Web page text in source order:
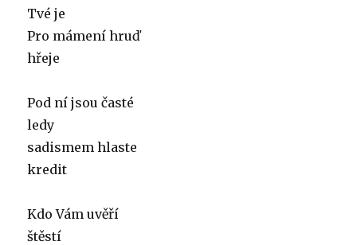
Tvé je
Pro mámení hruď
hřeje
Pod ní jsou časté
ledy
sadismem hlaste
kredit
Kdo Vám uvěří
štěstí